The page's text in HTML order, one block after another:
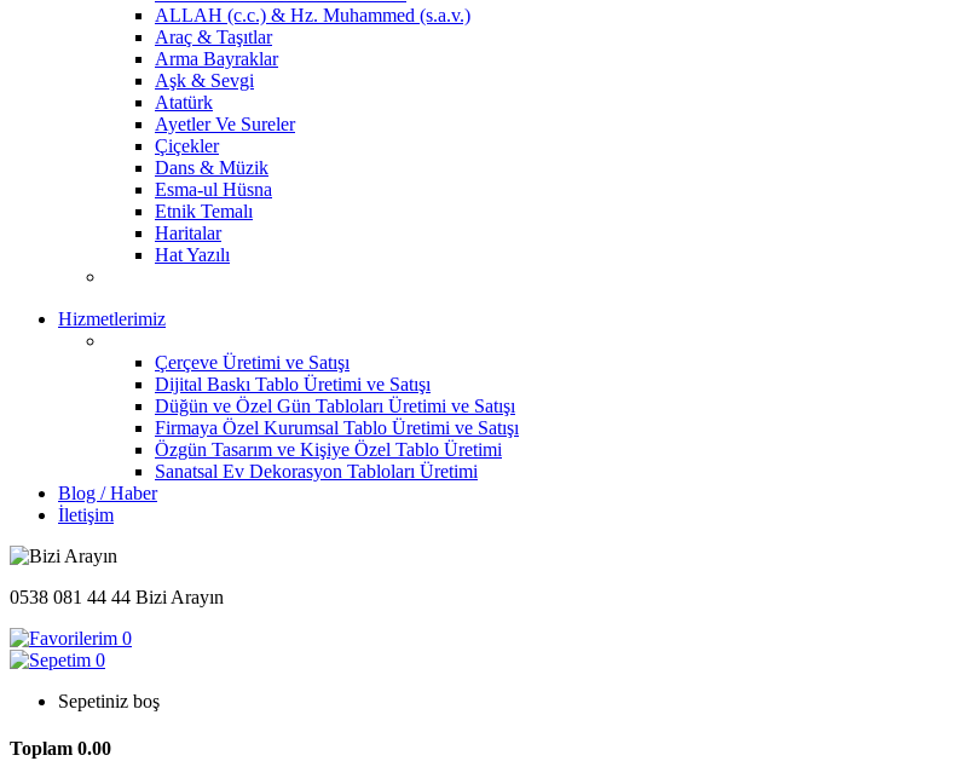
ALLAH (c.c.) & Hz. Muhammed (s.a.v.)
Araç & Taşıtlar
Arma Bayraklar
Aşk & Sevgi
Atatürk
Ayetler Ve Sureler
Çiçekler
Dans & Müzik
Esma-ul Hüsna
Etnik Temalı
Haritalar
Hat Yazılı
Hizmetlerimiz
Çerçeve Üretimi ve Satışı
Dijital Baskı Tablo Üretimi ve Satışı
Düğün ve Özel Gün Tabloları Üretimi ve Satışı
Firmaya Özel Kurumsal Tablo Üretimi ve Satışı
Özgün Tasarım ve Kişiye Özel Tablo Üretimi
Sanatsal Ev Dekorasyon Tabloları Üretimi
Blog / Haber
İletişim
0538 081 44 44 Bizi Arayın
0
0
Sepetiniz boş
Toplam 0.00